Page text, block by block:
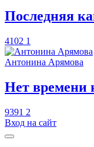
​Последняя
4102 1
Антонина Арямова
​Нет времени
9391 2
Вход на сайт